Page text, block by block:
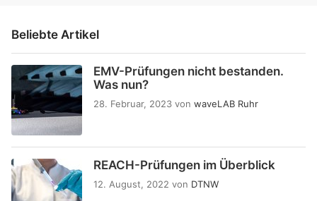
Beliebte Artikel
EMV-Prüfungen nicht bestanden.
Was nun?
28. Februar, 2023 von waveLAB Ruhr
REACH-Prüfungen im Überblick
12. August, 2022 von DTNW